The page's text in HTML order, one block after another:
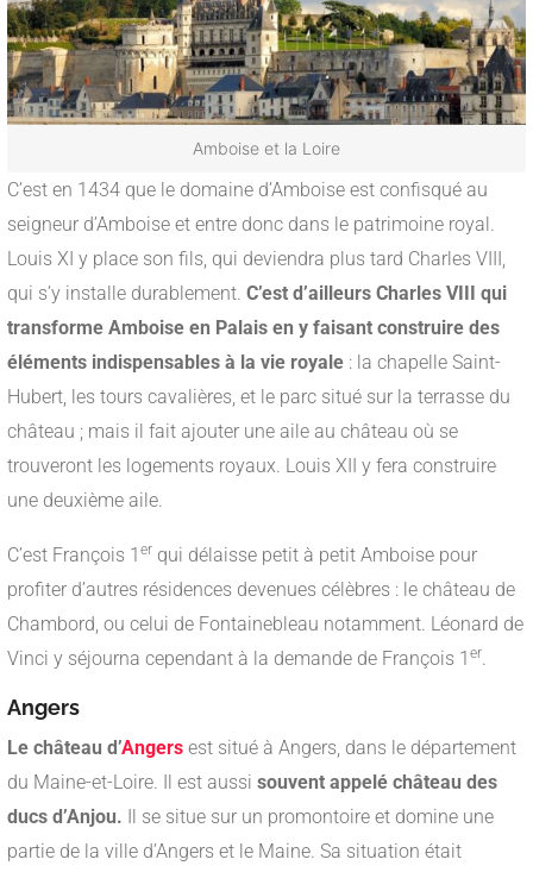
Amboise et la Loire
C’est en 1434 que le domaine d’Amboise est confisqué au
seigneur d’Amboise et entre donc dans le patrimoine royal.
Louis XI y place son fils, qui deviendra plus tard Charles VIII,
qui s’y installe durablement. C’est d’ailleurs Charles VIII qui
transforme Amboise en Palais en y faisant construire des
éléments indispensables à la vie royale : la chapelle Saint-
Hubert, les tours cavalières, et le parc situé sur la terrasse du
château ; mais il fait ajouter une aile au château où se
trouveront les logements royaux. Louis XII y fera construire
une deuxième aile.
C’est François 1 er qui délaisse petit à petit Amboise pour
profiter d’autres résidences devenues célèbres : le château de
Chambord, ou celui de Fontainebleau notamment. Léonard de
Vinci y séjourna cependant à la demande de François 1 er.
Angers
Le château d’Angers est situé à Angers, dans le département
du Maine-et-Loire. Il est aussi souvent appelé château des
ducs d’Anjou. Il se situe sur un promontoire et domine une
partie de la ville d’Angers et le Maine. Sa situation était